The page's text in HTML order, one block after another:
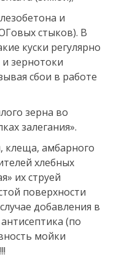
и
стыков). В
куски регулярно
зернотоки
сбои в работе
зерна во
залегания».
клеща, амбарного
хлебных
их струей
поверхности
добавления в
(по
мойки